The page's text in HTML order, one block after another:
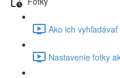
Ako ich
Nastavenie fotky